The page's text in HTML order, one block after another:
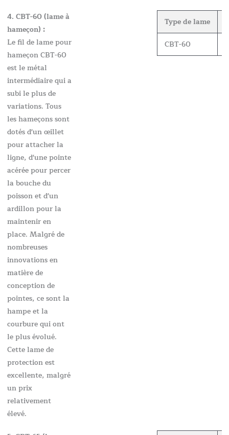
4. CBT-60 (lame à
hameçon) :
Le fil de lame pour
hameçon CBT-60
est le métal
intermédiaire qui a
subi le plus de
variations. Tous
les hameçons sont
dotés d'un œillet
pour attacher la
ligne, d'une pointe
acérée pour percer
la bouche du
poisson et d'un
ardillon pour la
maintenir en
place. Malgré de
nombreuses
innovations en
matière de
conception de
pointes, ce sont la
hampe et la
courbure qui ont
le plus évolué.
Cette lame de
protection est
excellente, malgré
un prix
relativement
élevé.
Type de lame
CBT-60